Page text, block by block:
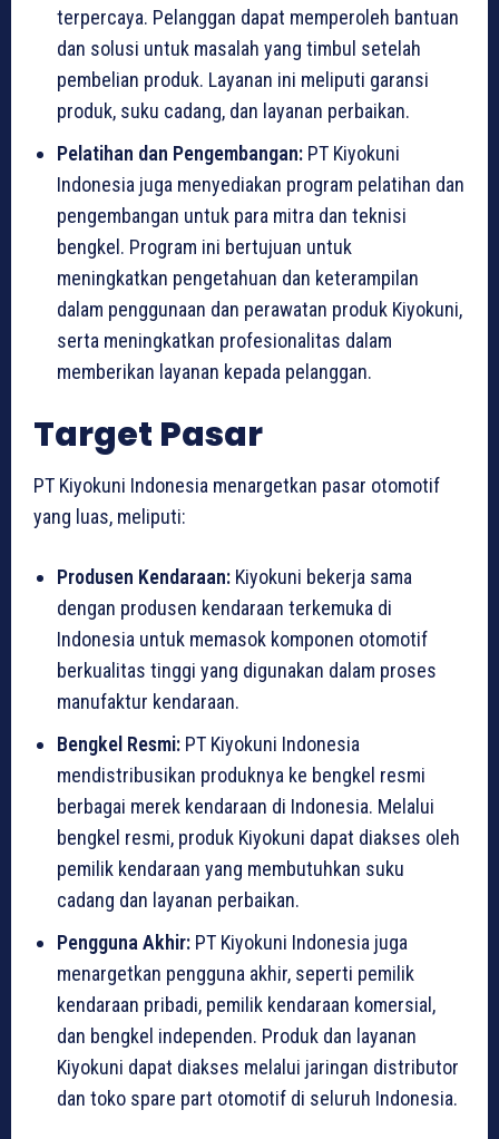
terpercaya. Pelanggan dapat memperoleh bantuan
dan solusi untuk masalah yang timbul setelah
pembelian produk. Layanan ini meliputi garansi
produk, suku cadang, dan layanan perbaikan.
Pelatihan dan Pengembangan: PT Kiyokuni
Indonesia juga menyediakan program pelatihan dan
pengembangan untuk para mitra dan teknisi
bengkel. Program ini bertujuan untuk
meningkatkan pengetahuan dan keterampilan
dalam penggunaan dan perawatan produk Kiyokuni,
serta meningkatkan profesionalitas dalam
memberikan layanan kepada pelanggan.
Target Pasar
PT Kiyokuni Indonesia menargetkan pasar otomotif
yang luas, meliputi:
Produsen Kendaraan: Kiyokuni bekerja sama
dengan produsen kendaraan terkemuka di
Indonesia untuk memasok komponen otomotif
berkualitas tinggi yang digunakan dalam proses
manufaktur kendaraan.
Bengkel Resmi: PT Kiyokuni Indonesia
mendistribusikan produknya ke bengkel resmi
berbagai merek kendaraan di Indonesia. Melalui
bengkel resmi, produk Kiyokuni dapat diakses oleh
pemilik kendaraan yang membutuhkan suku
cadang dan layanan perbaikan.
Pengguna Akhir: PT Kiyokuni Indonesia juga
menargetkan pengguna akhir, seperti pemilik
kendaraan pribadi, pemilik kendaraan komersial,
dan bengkel independen. Produk dan layanan
Kiyokuni dapat diakses melalui jaringan distributor
dan toko spare part otomotif di seluruh Indonesia.